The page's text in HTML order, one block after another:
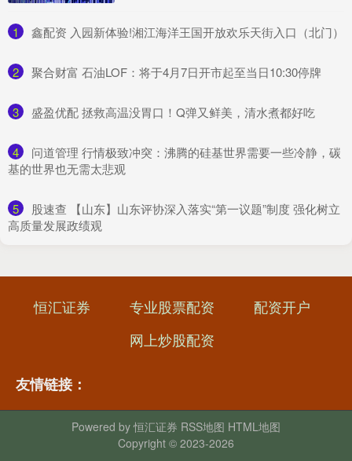
1 ​鑫配资 入园新体验!湘江海洋王国开放欢乐天街入口（北门）
2 ​聚合财富 石油LOF：将于4月7日开市起至当日10:30停牌
3 ​盛盈优配 拯救高温没胃口！Q弹又鲜美，清水煮都好吃
4
​问道管理 行情极致冲突：沸腾的硅基世界需要一些冷静，碳
基的世界也无需太悲观
5
​股速查 【山东】山东评协深入落实“第一议题”制度 强化树立
高质量发展政绩观
恒汇证券 专业股票配资
配资开户
网上炒股配资
友情链接：
Powered by恒汇证券 RSS地图 HTML地图
Copyright © 2023-2026